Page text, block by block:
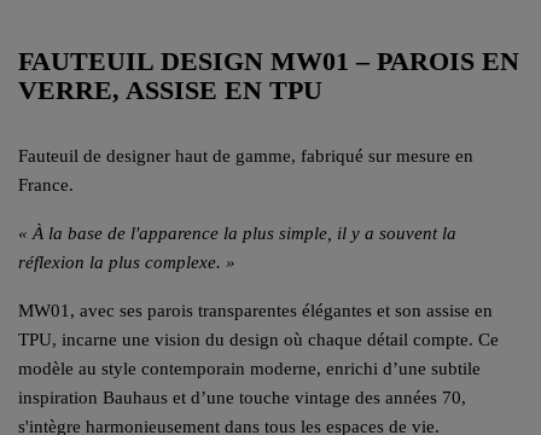
FAUTEUIL DESIGN MW01 – PAROIS EN
VERRE, ASSISE EN TPU
Fauteuil de designer haut de gamme, fabriqué sur mesure en
France.
« À la base de l'apparence la plus simple, il y a souvent la
réflexion la plus complexe. »
MW01, avec ses parois transparentes élégantes et son assise en
TPU, incarne une vision du design où chaque détail compte. Ce
modèle au style contemporain moderne, enrichi d’une subtile
inspiration Bauhaus et d’une touche vintage des années 70,
s'intègre harmonieusement dans tous les espaces de vie.